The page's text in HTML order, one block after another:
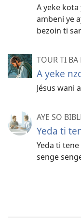
A yeke
ambeni ye
bezoin ti
TOUR TI BA
A yeke
Jésus wani
AYE SO
Yeda ti
Yeda ti
senge